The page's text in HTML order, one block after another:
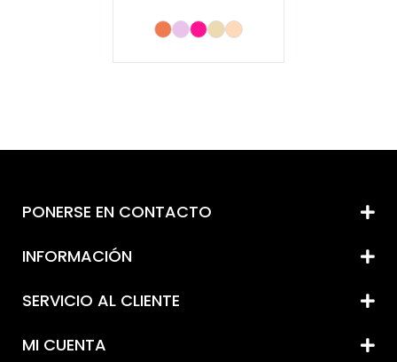
PONERSE EN CONTACTO
INFORMACIÓN
SERVICIO AL CLIENTE
MI CUENTA